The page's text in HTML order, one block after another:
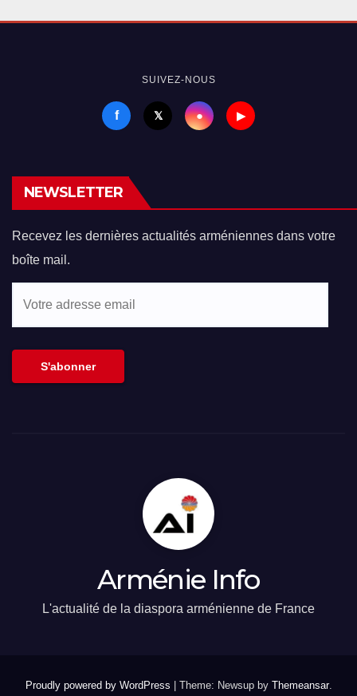
SUIVEZ-NOUS
f 𝕏 ● ▶
NEWSLETTER
Recevez les dernières actualités arméniennes dans votre
boîte mail.
S'abonner
Arménie Info
L'actualité de la diaspora arménienne de France
Proudly powered by WordPress Theme: Newsup by Themeansar.